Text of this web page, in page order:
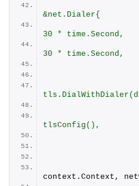
&net.Dialer{
30 * time.Second,
30 * time.Second,
tlsConfig(),
context. Context ,